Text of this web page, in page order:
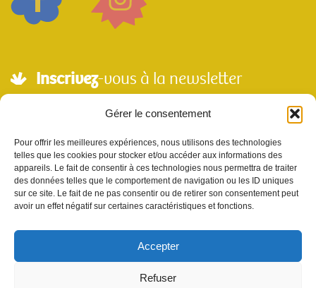
Gérer le consentement
Pour offrir les meilleures expériences, nous utilisons des technologies
telles que les cookies pour stocker et/ou accéder aux informations des
appareils. Le fait de consentir à ces technologies nous permettra de traiter
des données telles que le comportement de navigation ou les ID uniques
sur ce site. Le fait de ne pas consentir ou de retirer son consentement peut
avoir un effet négatif sur certaines caractéristiques et fonctions.
Accepter
Refuser
Inscrivez-vous à la newsletter
Nom
Votre e-mail sera utilisé uniquement pour nous permettre de vous envoyer notre
désinscrire en utilisant le lien se désabonner de la newsletter.